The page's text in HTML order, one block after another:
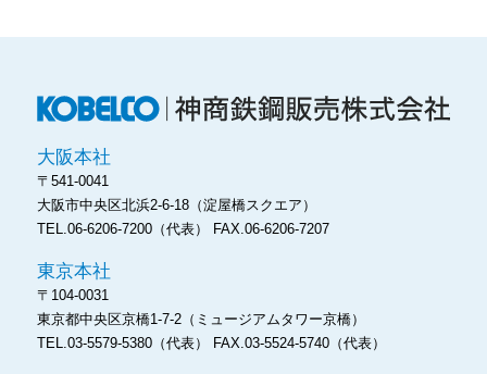
大阪本社
〒541-0041
大阪市中央区北浜2-6-18（淀屋橋スクエア）
TEL.06-6206-7200（代表）
FAX.06-6206-7207
東京本社
〒104-0031
東京都中央区京橋1-7-2（ミュージアムタワー京橋）
TEL.03-5579-5380（代表）
FAX.03-5524-5740（代表）